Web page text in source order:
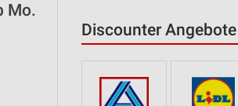
Discounter Angebote
Mo.